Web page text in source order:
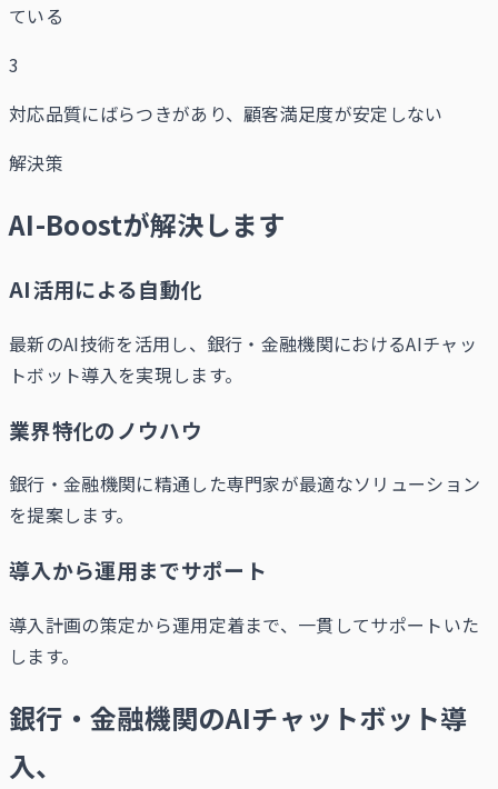
ている
3
対応品質にばらつきがあり、顧客満足度が安定しない
解決策
AI-Boostが解決します
AI活用による自動化
最新のAI技術を活用し、銀行・金融機関におけるAIチャッ
トボット導入を実現します。
業界特化のノウハウ
銀行・金融機関に精通した専門家が最適なソリューション
を提案します。
導入から運用までサポート
導入計画の策定から運用定着まで、一貫してサポートいた
します。
銀行・金融機関のAIチャットボット導
入、